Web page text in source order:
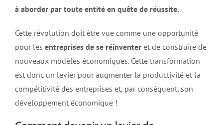
à aborder par toute entité en quête de réussite.
Cette révolution doit être vue comme une opportunité
pour les entreprises de se réinventer et de construire de
nouveaux modèles économiques. Cette transformation
est donc un levier pour augmenter la productivité et la
compétitivité des entreprises et, par conséquent, son
développement économique !